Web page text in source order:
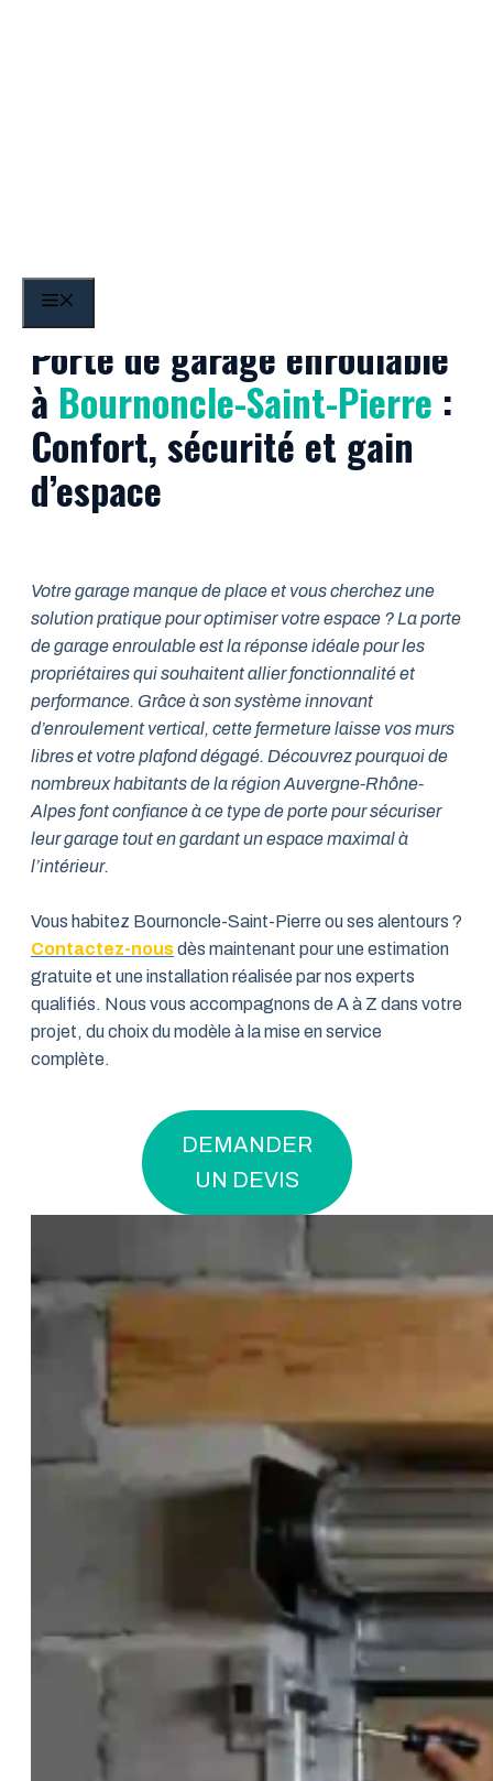
Porte de garage enroulable
à Bournoncle-Saint-Pierre :
Confort, sécurité et gain
d’espace
Votre garage manque de place et vous cherchez une
solution pratique pour optimiser votre espace ? La porte
de garage enroulable est la réponse idéale pour les
propriétaires qui souhaitent allier fonctionnalité et
performance. Grâce à son système innovant
d’enroulement vertical, cette fermeture laisse vos murs
libres et votre plafond dégagé. Découvrez pourquoi de
nombreux habitants de la région Auvergne-Rhône-
Alpes font confiance à ce type de porte pour sécuriser
leur garage tout en gardant un espace maximal à
l’intérieur.
Vous habitez Bournoncle-Saint-Pierre ou ses alentours ?
Contactez-nousdès maintenant pour une estimation
gratuite et une installation réalisée par nos experts
qualifiés. Nous vous accompagnons de A à Z dans votre
projet, du choix du modèle à la mise en service
complète.
DEMANDER
UN DEVIS